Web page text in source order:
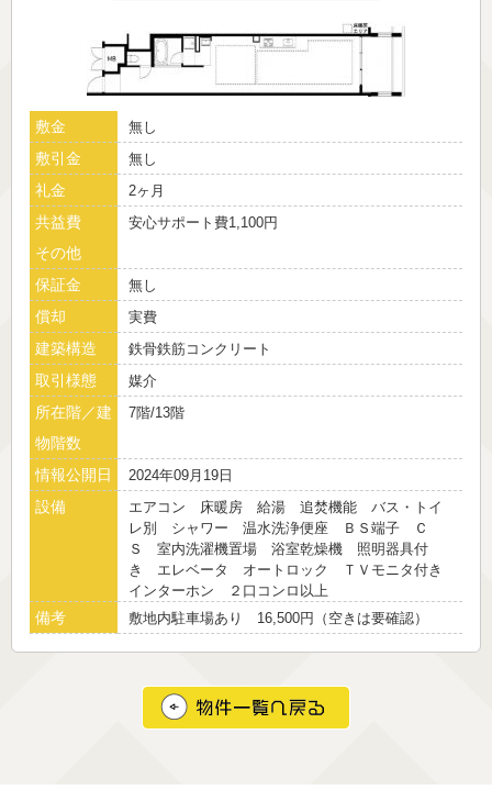
敷金 無し
敷引金 無し
礼金 2ヶ月
共益費
その他
安心サポート費1,100円
保証金 無し
償却 実費
建築構造 鉄骨鉄筋コンクリート
取引様態 媒介
所在階／建
物階数
7階/13階
情報公開日 2024年09月19日
設備
エアコン 床暖房 給湯 追焚機能 バス・トイ
レ別 シャワー 温水洗浄便座 ＢＳ端子 Ｃ
Ｓ 室内洗濯機置場 浴室乾燥機 照明器具付
き エレベータ オートロック ＴＶモニタ付き
インターホン ２口コンロ以上
備考 敷地内駐車場あり 16,500円（空きは要確認）